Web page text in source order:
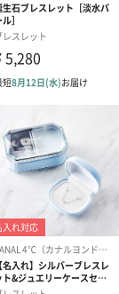
傷や金属特有の
ではございませ